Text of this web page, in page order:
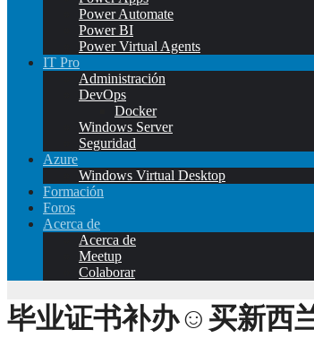
Power Automate
Power BI
Power Virtual Agents
IT Pro
Administración
DevOps
Docker
Windows Server
Seguridad
Azure
Windows Virtual Desktop
Formación
Foros
Acerca de
Acerca de
Meetup
Colaborar
毕业证书补办☺买新西